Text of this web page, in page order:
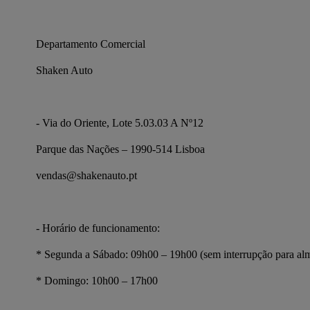
Departamento Comercial
Shaken Auto
- Via do Oriente, Lote 5.03.03 A Nº12
Parque das Nações – 1990-514 Lisboa
vendas@shakenauto.pt
- Horário de funcionamento:
* Segunda a Sábado: 09h00 – 19h00 (sem interrupção para
* Domingo: 10h00 – 17h00